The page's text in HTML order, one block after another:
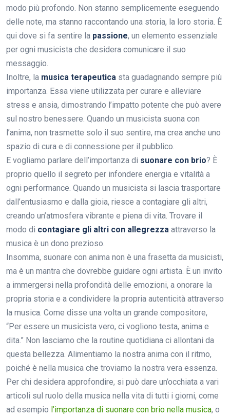
modo più profondo. Non stanno semplicemente eseguendo
delle note, ma stanno raccontando una storia, la loro storia. È
qui dove si fa sentire la passione, un elemento essenziale
per ogni musicista che desidera comunicare il suo
messaggio.
Inoltre, la musica terapeutica sta guadagnando sempre più
importanza. Essa viene utilizzata per curare e alleviare
stress e ansia, dimostrando l’impatto potente che può avere
sul nostro benessere. Quando un musicista suona con
l’anima, non trasmette solo il suo sentire, ma crea anche uno
spazio di cura e di connessione per il pubblico.
E vogliamo parlare dell’importanza di suonare con brio? È
proprio quello il segreto per infondere energia e vitalità a
ogni performance. Quando un musicista si lascia trasportare
dall’entusiasmo e dalla gioia, riesce a contagiare gli altri,
creando un’atmosfera vibrante e piena di vita. Trovare il
modo di contagiare gli altri con allegrezza attraverso la
musica è un dono prezioso.
Insomma, suonare con anima non è una frasetta da musicisti,
ma è un mantra che dovrebbe guidare ogni artista. È un invito
a immergersi nella profondità delle emozioni, a onorare la
propria storia e a condividere la propria autenticità attraverso
la musica. Come disse una volta un grande compositore,
“Per essere un musicista vero, ci vogliono testa, anima e
dita.” Non lasciamo che la routine quotidiana ci allontani da
questa bellezza. Alimentiamo la nostra anima con il ritmo,
poiché è nella musica che troviamo la nostra vera essenza.
Per chi desidera approfondire, si può dare un’occhiata a vari
articoli sul ruolo della musica nella vita di tutti i giorni, come
ad esempio l’importanza di suonare con brio nella musica, o